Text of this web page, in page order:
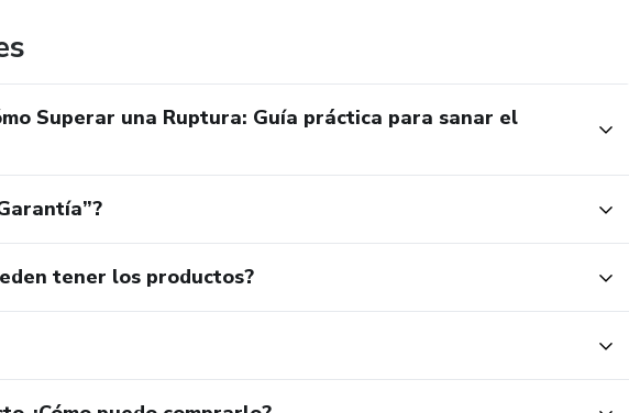
Superar una Ruptura: Guía práctica para sanar el
tener los productos?